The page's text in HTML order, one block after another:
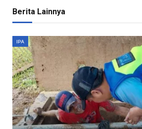
Berita Lainnya
IPA